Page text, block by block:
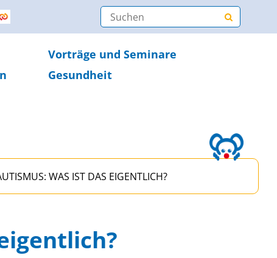
Vorträge und Seminare
Gesundheit
WAS IST DAS EIGENTLICH?